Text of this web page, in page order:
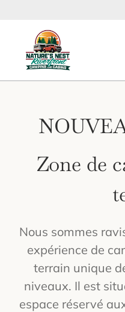
content
Chalets riverains
Sites pour Tentes
Activités locales
Reservations
Zone de
Nous sommes
expérience de
terrain unique
niveaux. Il est
espace réservé